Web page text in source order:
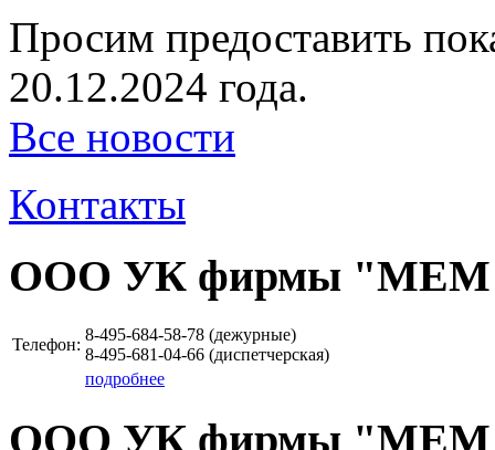
Просим предоставить
20.12.2024 года.
Все новости
Контакты
ООО УК фирмы
Телефон:
8-495-684-58-78 (дежурные)
8-495-681-04-66 (диспетчерская)
подробнее
ООО УК фирмы